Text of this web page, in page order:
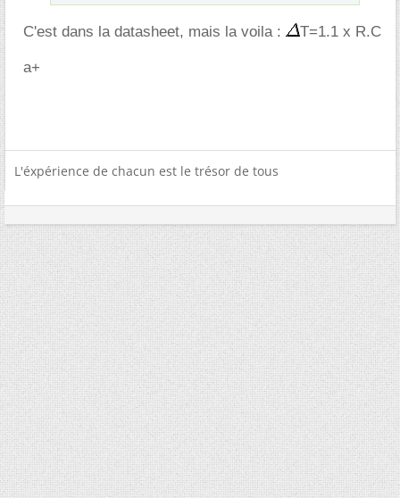
C'est dans la datasheet, mais la voila : T=1.1 x R.C
a+
L'éxpérience de chacun est le trésor de tous